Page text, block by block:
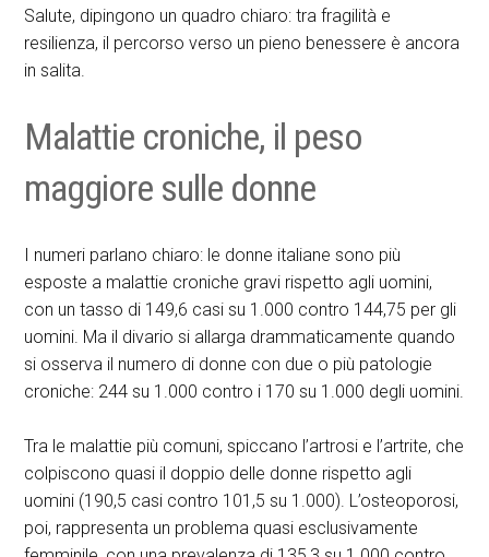
Salute, dipingono un quadro chiaro: tra fragilità e
resilienza, il percorso verso un pieno benessere è ancora
in salita.
Malattie croniche, il peso
maggiore sulle donne
I numeri parlano chiaro: le donne italiane sono più
esposte a malattie croniche gravi rispetto agli uomini,
con un tasso di 149,6 casi su 1.000 contro 144,75 per gli
uomini. Ma il divario si allarga drammaticamente quando
si osserva il numero di donne con due o più patologie
croniche: 244 su 1.000 contro i 170 su 1.000 degli uomini.
Tra le malattie più comuni, spiccano l’artrosi e l’artrite, che
colpiscono quasi il doppio delle donne rispetto agli
uomini (190,5 casi contro 101,5 su 1.000). L’osteoporosi,
poi, rappresenta un problema quasi esclusivamente